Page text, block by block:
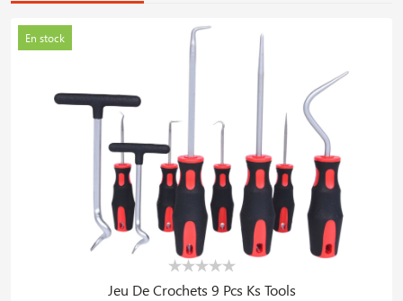
En stock
Jeu De Crochets 9 Pcs Ks Tools